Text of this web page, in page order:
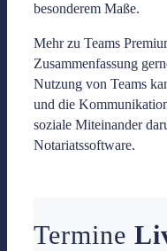
besonderem Maße.
Mehr zu Teams
Zusammenfassung
Nutzung von Teams
und die
soziale Miteinander
Notariatssoftware.
Termine